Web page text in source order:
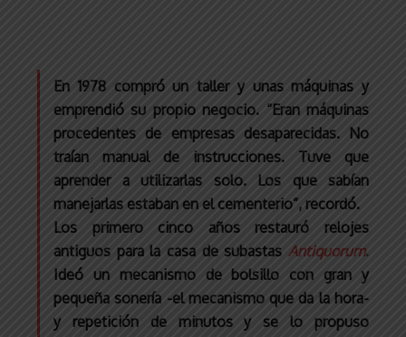
En 1978 compró un taller y unas máquinas y
emprendió su propio negocio. “Eran máquinas
procedentes de empresas desaparecidas. No
traían manual de instrucciones. Tuve que
aprender a utilizarlas solo. Los que sabían
manejarlas estaban en el cementerio”, recordó.
Los primero cinco años restauró relojes
antiguos para la casa de subastas Antiquorum.
Ideó un mecanismo de bolsillo con gran y
pequeña sonería -el mecanismo que da la hora-
y repetición de minutos y se lo propuso